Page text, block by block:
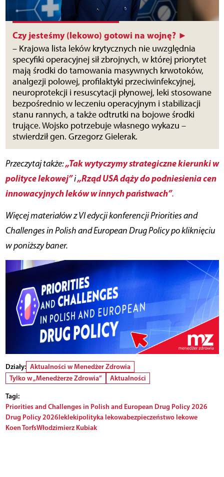
Czy jesteśmy (lekowo) gotowi na wojnę? ►
– Krajowa lista leków krytycznych nie uwzględnia
specyfiki operacyjnej sił zbrojnych, w której priorytet
mają środki do tamowania masywnych krwotoków,
analgezji polowej, profilaktyki przeciwinfekcyjnej,
neuroprotekcji i resuscytacji płynowej, leki stosowane
bezpośrednio w leczeniu operacyjnym i stabilizacji
stanu rannych, a także odtrutki na bojowe środki
trujące. Wojsko potrzebuje własnego wykazu –
stwierdził gen. Grzegorz Gielerak.
Przeczytaj także:„Tak wytyczymy strategiczne kierunki w
polityce lekowej”i„Rząd USA dąży do podniesienia cen
innowacyjnych leków w innych państwach”.
Więcej materiałów z VI edycji konferencji Priorities and
Challenges in Polish and European Drug Policy po kliknięciu
w poniższy baner.
Działy: Aktualności w Menedżer Zdrowia
Tylko w „Menedżerze Zdrowia”
Aktualności
Tagi:
Priorities and Challenges in Polish and European Drug Policy 2026
Drug Policy 2026leklekipolityka lekowabezpieczeństwo lekowe
Koen TorfsWłodzimierz Kubiak